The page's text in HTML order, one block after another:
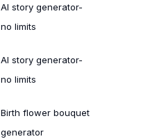
AI story generator-
no limits
AI story generator-
no limits
Birth flower bouquet
generator